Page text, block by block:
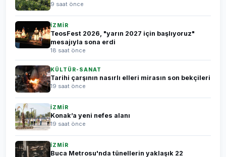
9 saat önce
İZMİR
TeosFest 2026, "yarın 2027 için başlıyoruz"
mesajıyla sona erdi
18 saat önce
KÜLTÜR-SANAT
Tarihi çarşının nasırlı elleri mirasın son bekçileri
19 saat önce
İZMİR
Konak’a yeni nefes alanı
19 saat önce
İZMİR
Buca Metrosu'nda tünellerin yaklaşık 22